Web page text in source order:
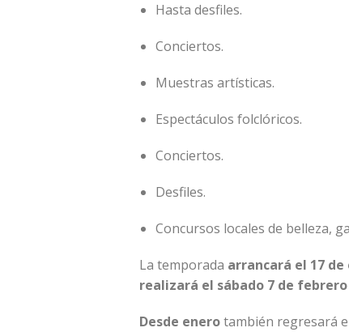
Hasta desfiles.
Conciertos.
Muestras artísticas.
Espectáculos folclóricos.
Conciertos.
Desfiles.
Concursos locales de belleza,
La temporada arrancará el 17
realizará el sábado 7 de febrero
Desde enerotambién regresará